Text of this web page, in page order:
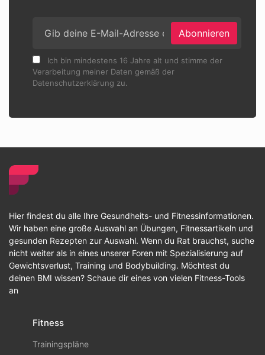
Abonnieren
Ich bin mindestens 16 Jahre alt und stimme der
Verarbeitung meiner Daten gemäß der
Datenschutzerklärung zu.
Hier findest du alle Ihre Gesundheits- und Fitnessinformationen.
Wir haben eine große Auswahl an Übungen, Fitnessartikeln und
gesunden Rezepten zur Auswahl. Wenn du Rat brauchst, suche
nicht weiter als in eines unserer Foren mit Spezialisierung auf
Gewichtsverlust, Training und Bodybuilding. Möchtest du
deinen BMI wissen? Schaue dir eines von vielen Fitness-Tools
an
Fitness
Trainingspläne